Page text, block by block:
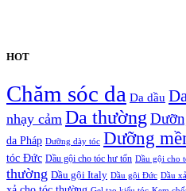
HOT
Chăm sóc da Da dầu
nhạy cảm Da thường
da Pháp Dưỡng dày tóc Dưỡng
tóc Đức Dầu gội cho tóc hư tổn Dầu gội cho
thường Dầu gội Italy Dầu gội Đức Dầu